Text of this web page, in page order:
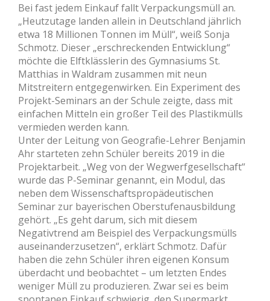
Bei fast jedem Einkauf fallt Verpackungsmüll an.
„Heutzutage landen allein in Deutschland jährlich
etwa 18 Millionen Tonnen im Müll“, weiß Sonja
Schmotz. Dieser „erschreckenden Entwicklung“
möchte die Elftklässlerin des Gymnasiums St.
Matthias in Waldram zusammen mit neun
Mitstreitern entgegenwirken. Ein Experiment des
Projekt-Seminars an der Schule zeigte, dass mit
einfachen Mitteln ein großer Teil des Plastikmülls
vermieden werden kann.
Unter der Leitung von Geograﬁe-Lehrer Benjamin
Ahr starteten zehn Schüler bereits 2019 in die
Projektarbeit. „Weg von der Wegwerfgesellschaft“
wurde das P-Seminar genannt, ein Modul, das
neben dem Wissenschaftspropädeutischen
Seminar zur bayerischen Oberstufenausbildung
gehört. „Es geht darum, sich mit diesem
Negativtrend am Beispiel des Verpackungsmülls
auseinanderzusetzen“, erklärt Schmotz. Dafür
haben die zehn Schüler ihren eigenen Konsum
überdacht und beobachtet – um letzten Endes
weniger Müll zu produzieren. Zwar sei es beim